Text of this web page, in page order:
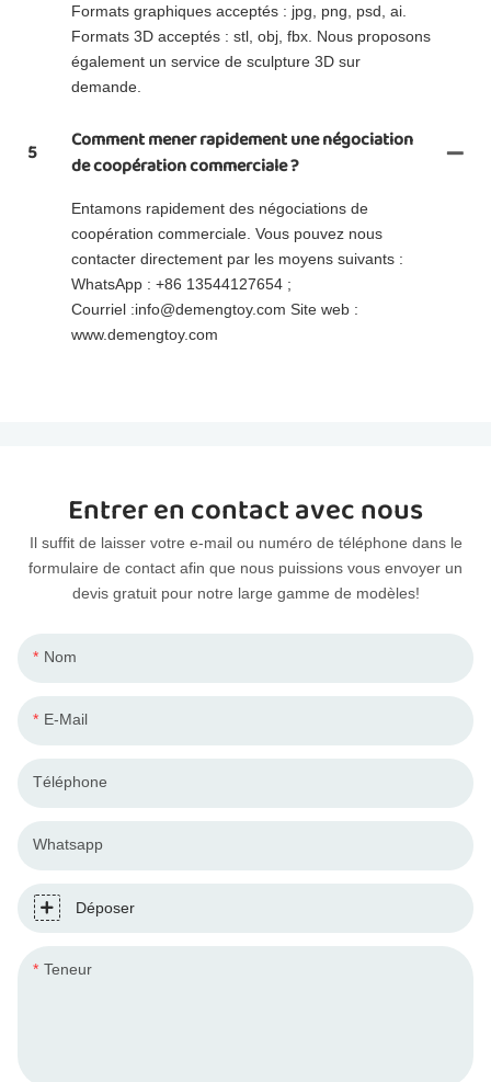
Formats graphiques acceptés : jpg, png, psd, ai.
Formats 3D acceptés : stl, obj, fbx. Nous proposons
également un service de sculpture 3D sur
demande.
5
Comment mener rapidement une négociation
de coopération commerciale ?
Entamons rapidement des négociations de
coopération commerciale. Vous pouvez nous
contacter directement par les moyens suivants :
WhatsApp : +86 13544127654 ;
Courriel :info@demengtoy.com Site web :
www.demengtoy.com
Entrer en contact avec nous
Il suffit de laisser votre e-mail ou numéro de téléphone dans le
formulaire de contact afin que nous puissions vous envoyer un
devis gratuit pour notre large gamme de modèles!
Nom
E-Mail
Téléphone
Whatsapp
Déposer
Teneur